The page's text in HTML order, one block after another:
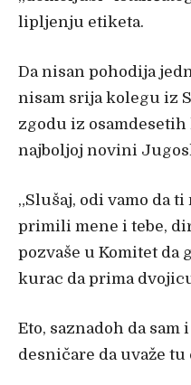
lipljenju etiketa.
Da nisan pohodija
nisam srija kolegu iz
zgodu iz osamdesetih
najboljoj novini
„Slušaj, odi vamo da
primili mene i tebe,
pozvaše u Komitet da
kurac da prima
Eto, saznadoh da sam
desničare da uvaže